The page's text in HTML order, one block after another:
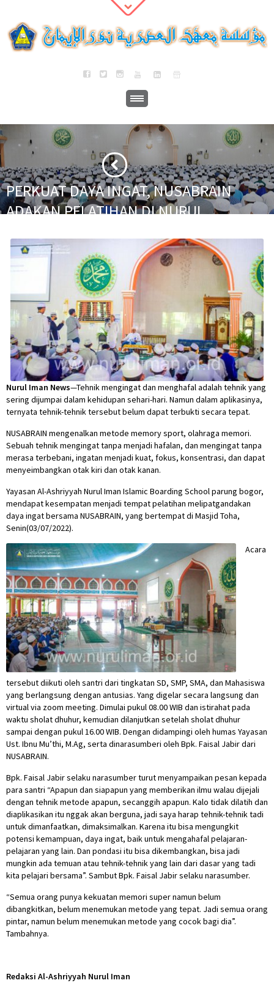
PERKUAT DAYA INGAT, NUSABRAIN
ADAKAN PELATIHAN DI NURUL
Home · Berita ·
PERKUAT DAYA INGAT, NUSABRAIN ADAKAN PELATIHAN
DI NURUL IMAN
Nurul Iman News—Tehnik mengingat dan menghafal adalah tehnik yang
sering dijumpai dalam kehidupan sehari-hari. Namun dalam aplikasinya,
ternyata tehnik-tehnik tersebut belum dapat terbukti secara tepat.
NUSABRAIN mengenalkan metode memory sport, olahraga memori.
Sebuah tehnik mengingat tanpa menjadi hafalan, dan mengingat tanpa
merasa terbebani, ingatan menjadi kuat, fokus, konsentrasi, dan dapat
menyeimbangkan otak kiri dan otak kanan.
Yayasan Al-Ashriyyah Nurul Iman Islamic Boarding School parung bogor,
mendapat kesempatan menjadi tempat pelatihan melipatgandakan
daya ingat bersama NUSABRAIN, yang bertempat di Masjid Toha,
Senin(03/07/2022).
Acara
tersebut diikuti oleh santri dari tingkatan SD, SMP, SMA, dan Mahasiswa
yang berlangsung dengan antusias. Yang digelar secara langsung dan
virtual via zoom meeting. Dimulai pukul 08.00 WIB dan istirahat pada
waktu sholat dhuhur, kemudian dilanjutkan setelah sholat dhuhur
sampai dengan pukul 16.00 WIB. Dengan didampingi oleh humas Yayasan
Ust. Ibnu Mu’thi, M.Ag, serta dinarasumberi oleh Bpk. Faisal Jabir dari
NUSABRAIN.
Bpk. Faisal Jabir selaku narasumber turut menyampaikan pesan kepada
para santri “Apapun dan siapapun yang memberikan ilmu walau dijejali
dengan tehnik metode apapun, secanggih apapun. Kalo tidak dilatih dan
diaplikasikan itu nggak akan berguna, jadi saya harap tehnik-tehnik tadi
untuk dimanfaatkan, dimaksimalkan. Karena itu bisa mengungkit
potensi kemampuan, daya ingat, baik untuk mengahafal pelajaran-
pelajaran yang lain. Dan pondasi itu bisa dikembangkan, bisa jadi
mungkin ada temuan atau tehnik-tehnik yang lain dari dasar yang tadi
kita pelajari bersama”. Sambut Bpk. Faisal Jabir selaku narasumber.
“Semua orang punya kekuatan memori super namun belum
dibangkitkan, belum menemukan metode yang tepat. Jadi semua orang
pintar, namun belum menemukan metode yang cocok bagi dia”.
Tambahnya.
Redaksi Al-Ashriyyah Nurul Iman